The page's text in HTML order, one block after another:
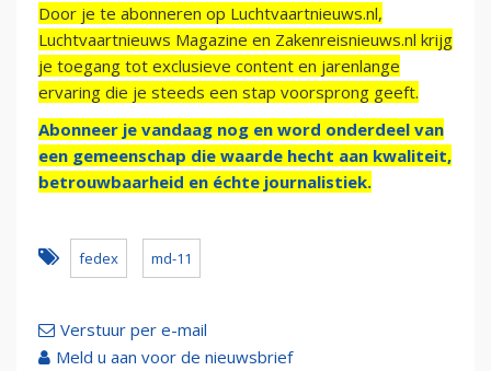
Door je te abonneren op Luchtvaartnieuws.nl,
Luchtvaartnieuws Magazine en Zakenreisnieuws.nl krijg
je toegang tot exclusieve content en jarenlange
ervaring die je steeds een stap voorsprong geeft.
Abonneer je vandaag nog en word onderdeel van
een gemeenschap die waarde hecht aan kwaliteit,
betrouwbaarheid en échte journalistiek.
fedex md-11
Verstuur per e-mail
Meld u aan voor de nieuwsbrief